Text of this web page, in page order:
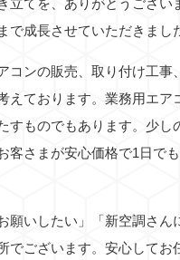
立てを、ありがとうござ
で成長させていただきまし
コンの販売、取り付け工
えております。業務用エ
すものでもあります。少
客さまが安心価格で1日で
願いしたい」「新空調さ
でございます。安心して